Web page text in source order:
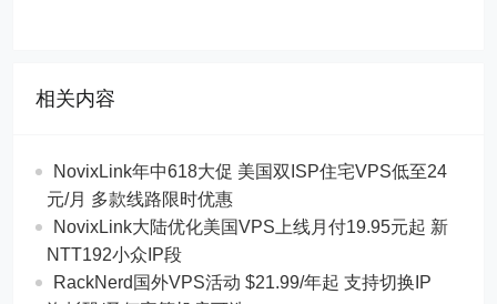
相关内容
NovixLink年中618大促 美国双ISP住宅VPS低至24
元/月 多款线路限时优惠
NovixLink大陆优化美国VPS上线月付19.95元起 新
NTT192小众IP段
RackNerd国外VPS活动 $21.99/年起 支持切换IP